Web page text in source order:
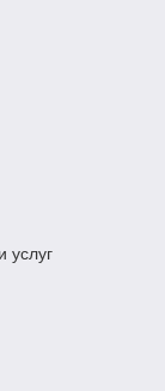
услуг